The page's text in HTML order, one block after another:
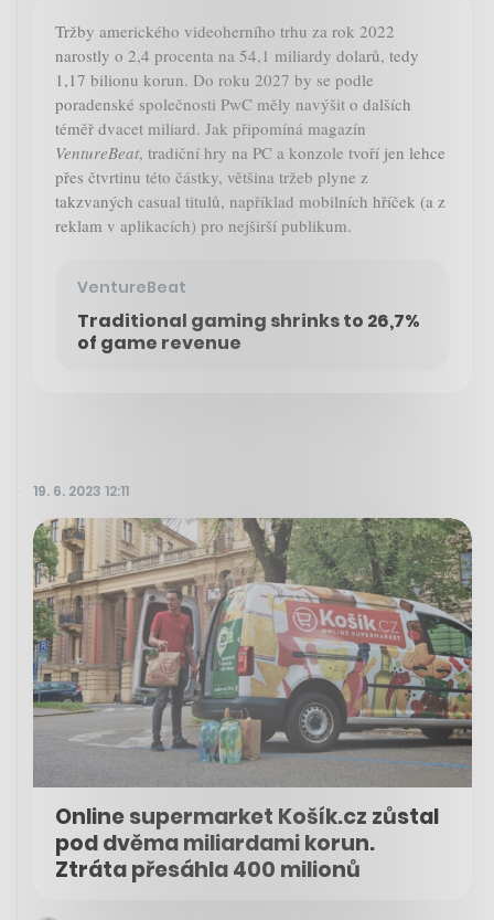
Tržby amerického videoherního trhu za rok 2022
narostly o 2,4 procenta na 54,1 miliardy dolarů, tedy
1,17 bilionu korun. Do roku 2027 by se podle
poradenské společnosti PwC měly navýšit o dalších
téměř dvacet miliard. Jak připomíná magazín
VentureBeat, tradiční hry na PC a konzole tvoří jen lehce
přes čtvrtinu této částky, většina tržeb plyne z
takzvaných casual titulů, například mobilních hříček (a z
reklam v aplikacích) pro nejširší publikum.
VentureBeat
Traditional gaming shrinks to 26,7%
of game revenue
19. 6. 2023 12:11
Online supermarket Košík.cz zůstal
pod dvěma miliardami korun.
Ztráta přesáhla 400 milionů